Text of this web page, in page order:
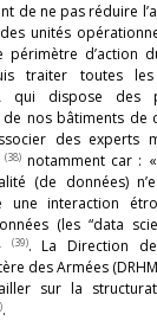
de ne pas réduire
unités
d’action
traiter toutes
qui dispose des
nos bâtiments de
des experts
(38)notamment car :
(de données)
une interaction
(les “data
(39). La Direction
des Armées
sur la
.